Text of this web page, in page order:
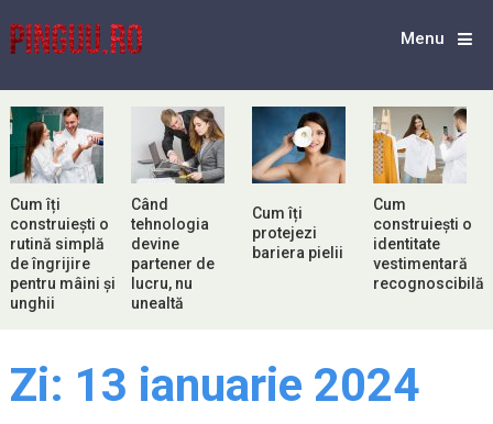
Menu
Cum îți
construiești o
rutină simplă
de îngrijire
pentru mâini și
unghii
Când
tehnologia
devine
partener de
lucru, nu
unealtă
Cum îți
protejezi
bariera pielii
Cum
construiești o
identitate
vestimentară
recognoscibilă
Zi: 13 ianuarie 2024